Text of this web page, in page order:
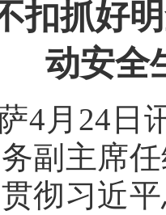
扣抓好
动安全
4月24日
副主席
彻习近